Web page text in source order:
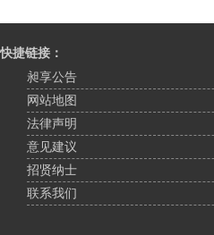
快捷链接：
昶享公告
网站地图
法律声明
意见建议
招贤纳士
联系我们